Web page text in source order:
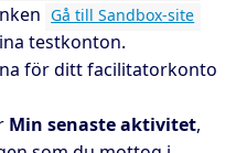
Gå till Sandbox-site
testkonton.
för ditt facilitatorkonto
Min senaste aktivitet,